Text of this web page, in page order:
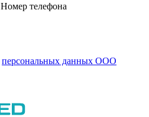
Номер телефона
персональных данных ООО